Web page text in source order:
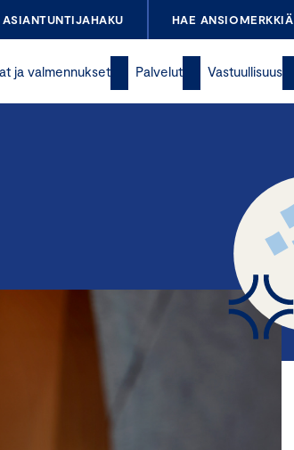
ASIANTUNTIJAHAKU HAE ANSIOMERKKIÄ
ja valmennukset Palvelut Vastuullisuus